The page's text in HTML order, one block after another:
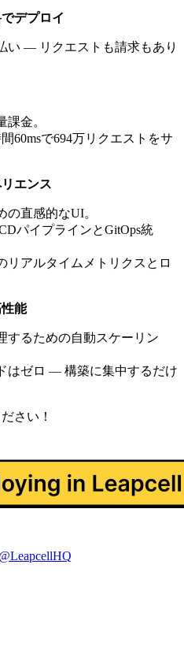
デプロイ
い — リクエストも請求もあり
金。
60msで694万リクエストをサ
エンス
の直感的なUI。
パイプラインとGitOps統
リアルタイムメトリクスとロ
能
するための自動スケーリン
はゼロ — 構築に集中するだけ
さい！
@LeapcellHQ